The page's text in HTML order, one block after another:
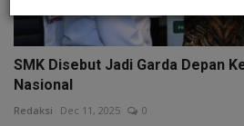
SMK Disebut Jadi Garda Depan
Nasional
Redaksi Dec 11, 2025 0